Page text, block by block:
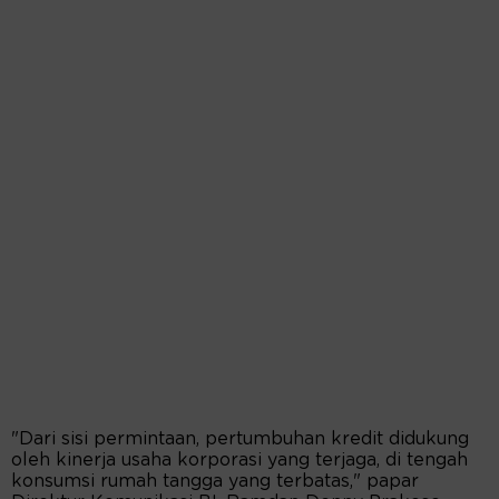
"Dari sisi permintaan, pertumbuhan kredit didukung
oleh kinerja usaha korporasi yang terjaga, di tengah
konsumsi rumah tangga yang terbatas," papar